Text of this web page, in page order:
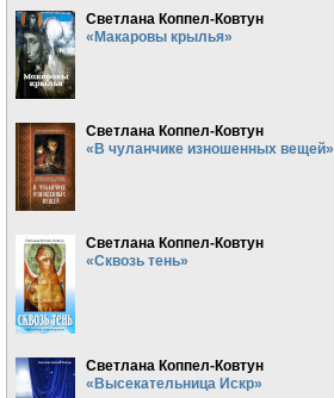
Светлана Коппел-Ковтун
«Макаровы крылья»
Светлана Коппел-Ковтун
«В чуланчике изношенных вещей»
Светлана Коппел-Ковтун
«Сквозь тень»
Светлана Коппел-Ковтун
«Высекательница Искр»